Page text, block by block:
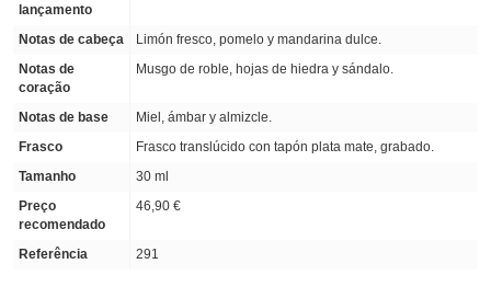
lançamento
Notas de cabeça
Limón fresco, pomelo y mandarina dulce.
Notas de
coração
Musgo de roble, hojas de hiedra y sándalo.
Notas de base
Miel, ámbar y almizcle.
Frasco
Frasco translúcido con tapón plata mate, grabado.
Tamanho
30 ml
Preço
recomendado
46,90 €
Referência 291